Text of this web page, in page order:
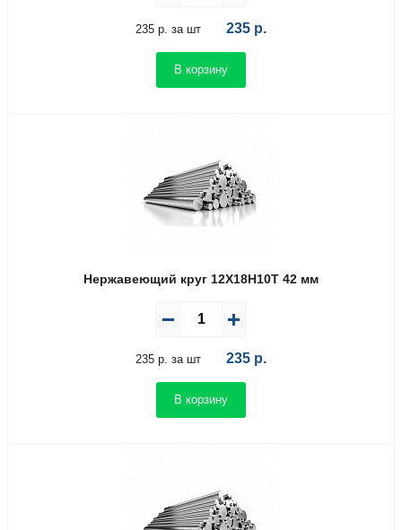
235 р. за шт 235 р.
В корзину
Нержавеющий круг 12Х18Н10Т 42 мм
235 р. за шт 235 р.
В корзину